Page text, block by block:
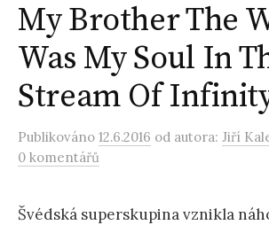
My Brother The
Was My Soul In
Stream Of
Publikováno 12.6.2016 od autora: Jiří
0 komentářů
Švédská superskupina vznikla